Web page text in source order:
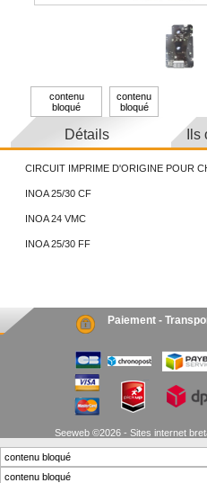
contenu
bloqué
contenu
bloqué
Détails
CIRCUIT IMPRIME D'ORIGINE POUR
INOA 25/30 CF
INOA 24 VMC
INOA 25/30 FF
Paiement -
Seeweb ©2026 - Sites internet
contenu bloqué
contenu bloqué